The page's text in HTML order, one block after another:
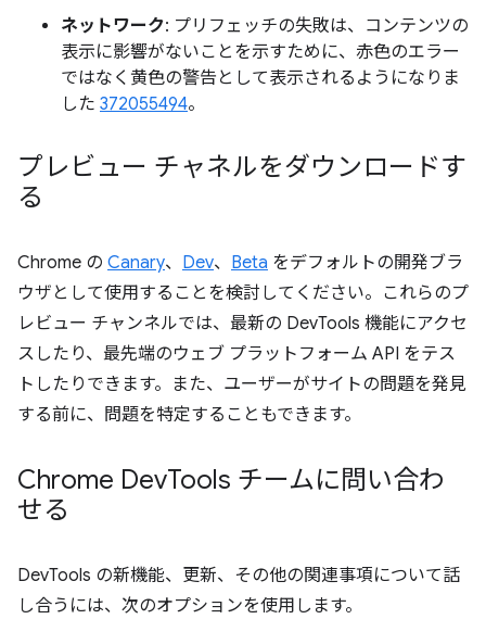
ネットワーク: プリフェッチの失敗は、コンテンツの
表示に影響がないことを示すために、赤色のエラー
ではなく黄色の警告として表示されるようになりま
した 372055494。
プレビュー チャネルをダウンロードす
る
Chrome の Canary、 Dev、 Beta をデフォルトの開発ブラ
ウザとして使用することを検討してください。これらのプ
レビュー チャンネルでは、最新の DevTools 機能にアクセ
スしたり、最先端のウェブ プラットフォーム API をテス
トしたりできます。また、ユーザーがサイトの問題を発見
する前に、問題を特定することもできます。
Chrome DevTools チームに問い合わ
せる
DevTools の新機能、更新、その他の関連事項について話
し合うには、次のオプションを使用します。